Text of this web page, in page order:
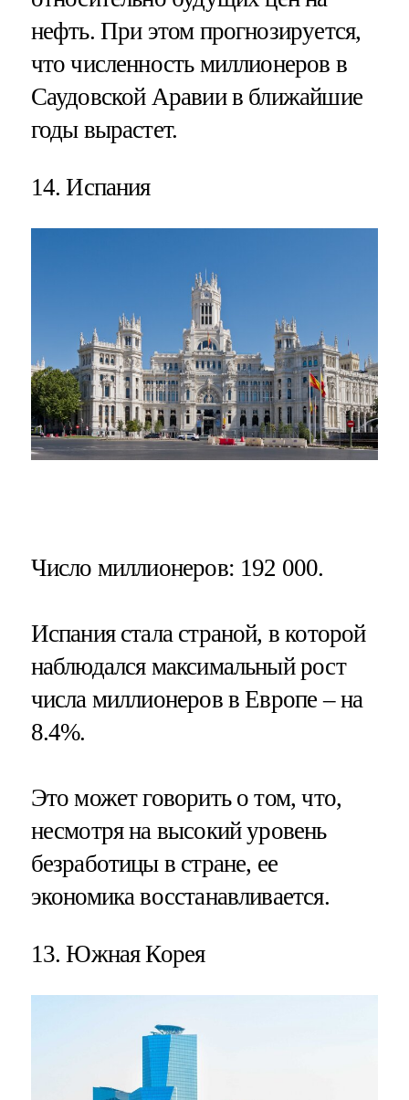
нефть. При этом прогнозируется,
что численность миллионеров в
Саудовской Аравии в ближайшие
годы вырастет.
14. Испания
Число миллионеров: 192 000.
Испания стала страной, в которой
наблюдался максимальный рост
числа миллионеров в Европе – на
8.4%.
Это может говорить о том, что,
несмотря на высокий уровень
безработицы в стране, ее
экономика восстанавливается.
13. Южная Корея